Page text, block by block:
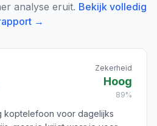
analyse eruit. Bekijk volledig
→
Zekerheid
Hoog
89%
koptelefoon voor dagelijks